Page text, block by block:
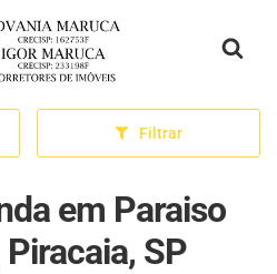
inicial
Filtrar
em Paraiso
SP